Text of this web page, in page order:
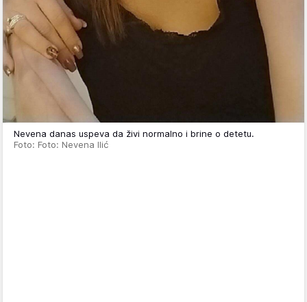
Nevena danas uspeva da živi normalno i brine o detetu.
Foto: Foto: Nevena Ilić